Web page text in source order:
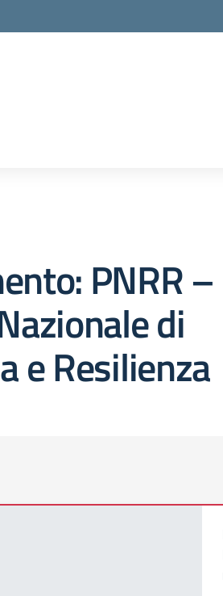
PNRR –
di
e Resilienza